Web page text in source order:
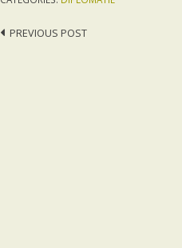
Post
PREVIOUS POST